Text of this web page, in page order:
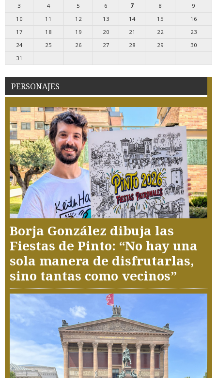
3
4 5 6 7 8
9
10
11 12 13 14 15
16
17
18 19 20 21 22
23
24
25 26 27 28 29
30
31
PERSONAJES
Borja González dibuja las
Fiestas de Pinto: “No hay una
sola manera de disfrutarlas,
sino tantas como vecinos”